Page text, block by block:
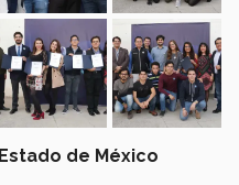
de México